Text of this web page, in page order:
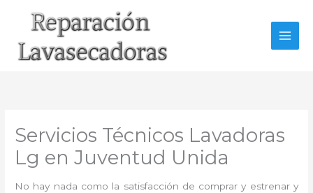
Servicios Técnicos Lavadoras
Lg en Juventud Unida
No hay nada como la satisfacción de comprar y estrenar y